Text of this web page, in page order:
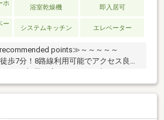
ホ
浴室乾燥機 即入居可
ー
システムキッチン エレベーター
points≫～～～～～
歩7分！8路線利用可能でアクセス良好!
ベーション！気になる水回りも一新！
あります！永く快適に住めます！◇ス
一階に！徒歩0分で生活がそろう！～
～～～～～～～～～～～～～～◆頭金